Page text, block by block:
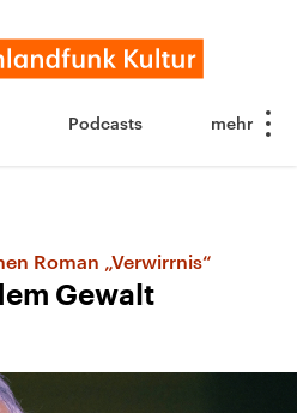
Podcasts
Roman „Verwirrnis“
Gewalt